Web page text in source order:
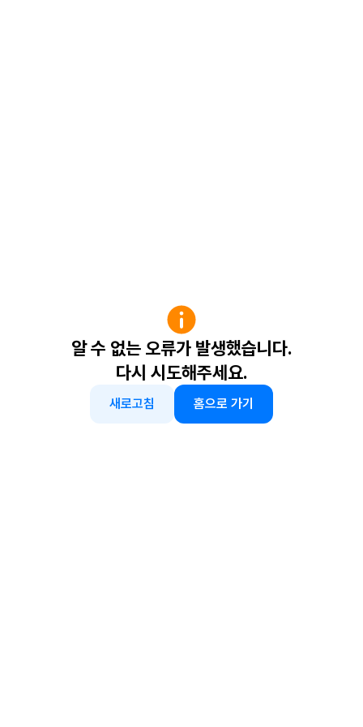
알 수 없는 오류가 발생했습니다.
다시 시도해주세요.
새로고침 홈으로 가기